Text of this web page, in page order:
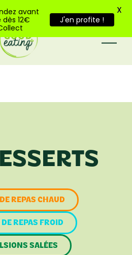
sur Good Eating
REPAS CHAUD
DE REPAS FROID
SALÉES
avant
dès 12€
J'en profite !
X